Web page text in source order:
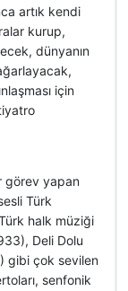
artık kendi
kurup,
dünyanın
için
görev yapan
Türk
halk müziği
Deli Dolu
gibi çok sevilen
senfonik